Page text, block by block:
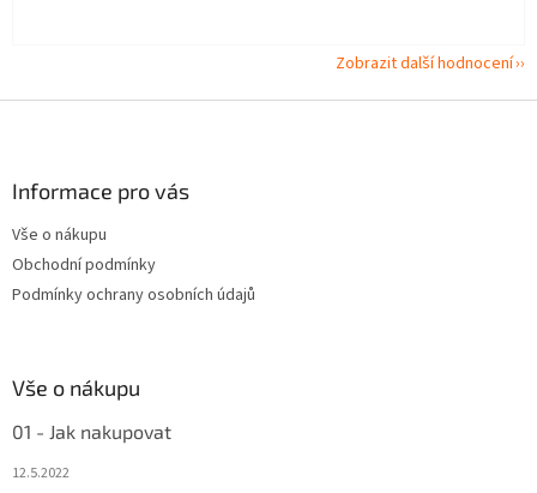
Zobrazit další hodnocení
Informace pro vás
Vše o nákupu
Obchodní podmínky
Podmínky ochrany osobních údajů
Vše o nákupu
01 - Jak nakupovat
12.5.2022